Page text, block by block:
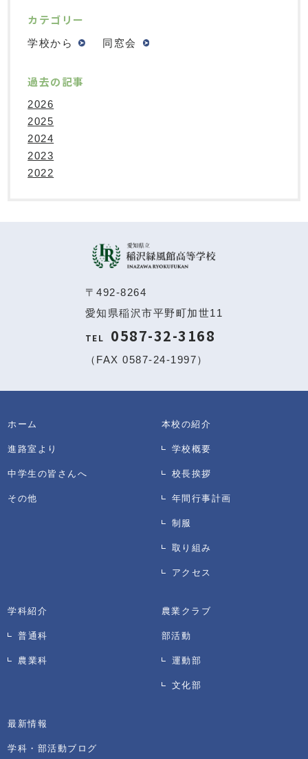
カテゴリー
学校から 同窓会
過去の記事
2026
2025
2024
2023
2022
〒492-8264
愛知県稲沢市平野町加世11
TEL 0587-32-3168
（FAX 0587-24-1997）
ホーム
進路室より
中学生の皆さんへ
その他
本校の紹介
学校概要
校長挨拶
年間行事計画
制服
取り組み
アクセス
学科紹介
普通科
農業科
農業クラブ
部活動
運動部
文化部
最新情報
学科・部活動ブログ